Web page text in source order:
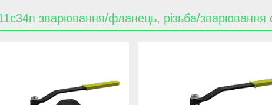
зварювання/фланець, різьба/зварювання